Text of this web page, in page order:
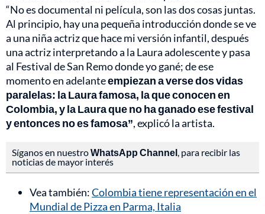
“No es documental ni película, son las dos cosas juntas.
Al principio, hay una pequeña introducción donde se ve
a una niña actriz que hace mi versión infantil, después
una actriz interpretando a la Laura adolescente y pasa
al Festival de San Remo donde yo gané; de ese
momento en adelanteempiezan a verse dos vidas
paralelas: la Laura famosa, la que conocen en
Colombia, y la Laura que no ha ganado ese festival
y entonces no es famosa”, explicó la artista.
Síganos en nuestroWhatsApp Channel, para recibir las
noticias de mayor interés
Vea también:Colombia tiene representación en el
Mundial de Pizza en Parma, Italia